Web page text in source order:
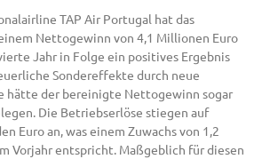
TAP Air Portugal hat das
Nettogewinn von 4,1 Millionen Euro
Jahr in Folge ein positives Ergebnis
Sondereffekte durch neue
hätte der bereinigte Nettogewinn sogar
Die Betriebserlöse stiegen auf
Euro an, was einem Zuwachs von 1,2
Vorjahr entspricht. Maßgeblich für diesen